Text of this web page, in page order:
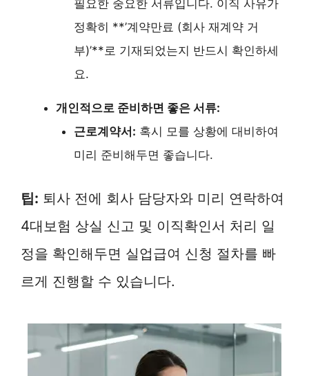
필요한 중요한 서류입니다. 이직 사유가
정확히 **’계약만료 (회사 재계약 거
부)’**로 기재되었는지 반드시 확인하세
요.
개인적으로 준비하면 좋은 서류:
근로계약서: 혹시 모를 상황에 대비하여
미리 준비해두면 좋습니다.
팁: 퇴사 전에 회사 담당자와 미리 연락하여
4대보험 상실 신고 및 이직확인서 처리 일
정을 확인해두면 실업급여 신청 절차를 빠
르게 진행할 수 있습니다.